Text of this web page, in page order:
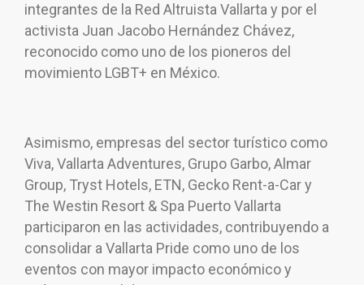
integrantes de la Red Altruista Vallarta y por el
activista Juan Jacobo Hernández Chávez,
reconocido como uno de los pioneros del
movimiento LGBT+ en México.
Asimismo, empresas del sector turístico como
Viva, Vallarta Adventures, Grupo Garbo, Almar
Group, Tryst Hotels, ETN, Gecko Rent-a-Car y
The Westin Resort & Spa Puerto Vallarta
participaron en las actividades, contribuyendo a
consolidar a Vallarta Pride como uno de los
eventos con mayor impacto económico y